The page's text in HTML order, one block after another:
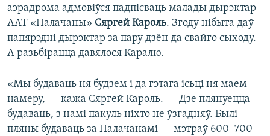
аэрадрома адмовіўся падпісваць малады дырэктар
ААТ «Палачаны» Сяргей Кароль. Згоду нібыта даў
папярэдні дырэктар за пару дзён да свайго сыходу.
А разьбірацца давялося Каралю.
«Мы будаваць ня будзем і да гэтага ісьці ня маем
намеру, — кажа Сяргей Кароль. — Дзе плянуецца
будаваць, з намі пакуль ніхто не ўзгадняў. Былі
пляны будаваць за Палачанамі — мэтраў 600–700